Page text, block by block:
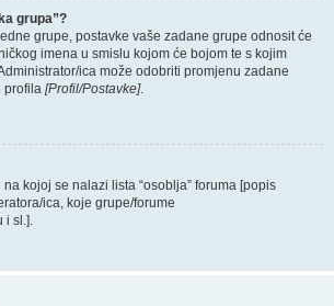
grupa”?
grupe, postavke vaše zadane grupe odnosit će
imena u smislu kojom će bojom te s kojim
ica može odobriti promjenu zadane
profila [Profil/Postavke].
kojoj se nalazi lista “osoblja” foruma [popis
ica, koje grupe/forume
i sl.].